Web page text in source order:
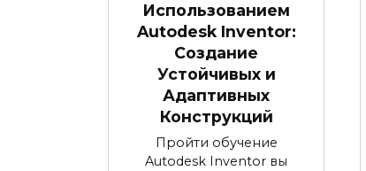
Использованием
Autodesk Inventor:
Создание
Устойчивых и
Адаптивных
Конструкций
Пройти обучение
Autodesk Inventor вы